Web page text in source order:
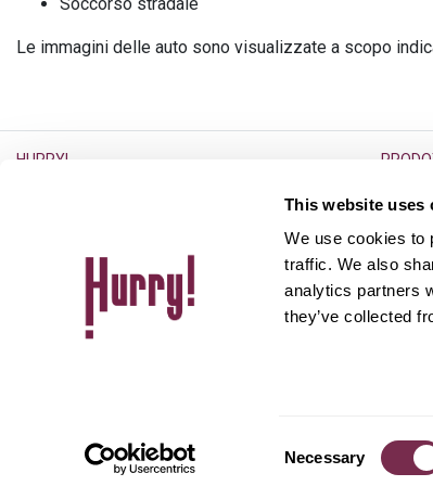
This website uses
We use cookies to
traffic. We also
analytics partners
they’ve collected
Necessary
Le immagini delle auto sono visualizzate a scopo
HURRY!
Ufficio Stampa
Il magazine
Auto
Aste
Hurry Italia S.r.l. - sede legale in Via Canada, 4 - 00196 Roma, CF/